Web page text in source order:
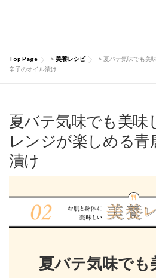
TOP
お買い物ガイド 肌にいい話
お問い合わせ
Top Page > 美養レシピ > 夏バテ気味でも美
辛子のオイル漬け
夏バテ気味でも美味
レンジが楽しめる
漬け
夏バテ気味でも